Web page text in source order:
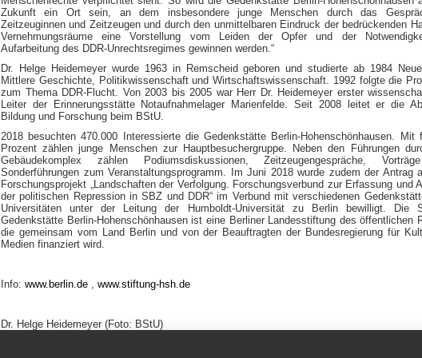
Zukunft ein Ort sein, an dem insbesondere junge Menschen durch das
Zeitzeuginnen und Zeitzeugen und durch den unmittelbaren Eindruck der bedrückenden
Vernehmungsräume eine Vorstellung vom Leiden der Opfer und der
Aufarbeitung des DDR-Unrechtsregimes gewinnen werden.“
Dr. Helge Heidemeyer wurde 1963 in Remscheid geboren und studierte ab 1984
Mittlere Geschichte, Politikwissenschaft und Wirtschaftswissenschaft. 1992 folgte die
zum Thema DDR-Flucht. Von 2003 bis 2005 war Herr Dr. Heidemeyer erster
Leiter der Erinnerungsstätte Notaufnahmelager Marienfelde. Seit 2008 leitet er die
Bildung und Forschung beim BStU.
2018 besuchten 470.000 Interessierte die Gedenkstätte Berlin-Hohenschönhausen. Mit
Prozent zählen junge Menschen zur Hauptbesuchergruppe. Neben den Führungen
Gebäudekomplex zählen Podiumsdiskussionen, Zeitzeugengespräche,
Sonderführungen zum Veranstaltungsprogramm. Im Juni 2018 wurde zudem der Antrag
Forschungsprojekt „Landschaften der Verfolgung. Forschungsverbund zur Erfassung und
der politischen Repression in SBZ und DDR“ im Verbund mit verschiedenen
Universitäten unter der Leitung der Humboldt-Universität zu Berlin bewilligt. Die
Gedenkstätte Berlin-Hohenschönhausen ist eine Berliner Landesstiftung des öffentlichen
die gemeinsam vom Land Berlin und von der Beauftragten der Bundesregierung für
Medien finanziert wird.
Info: www.berlin.de , www.stiftung-hsh.de
Dr. Helge Heidemeyer (Foto: BStU)